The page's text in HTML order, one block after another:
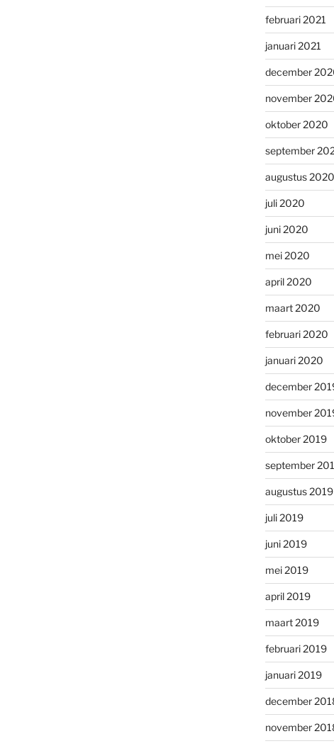
februari 2021
januari 2021
december
november
oktober 2020
september
augustus 2020
juli 2020
juni 2020
mei 2020
april 2020
maart 2020
februari 2020
januari 2020
december
november
oktober 2019
september
augustus 2019
juli 2019
juni 2019
mei 2019
april 2019
maart 2019
februari 2019
januari 2019
december
november